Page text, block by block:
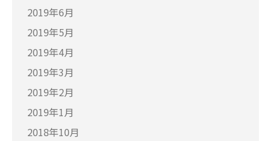
2019年6月
2019年5月
2019年4月
2019年3月
2019年2月
2019年1月
2018年10月